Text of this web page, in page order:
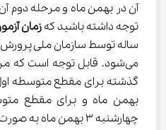
توجه داشته باشید که زمان
ساله توسط سازمان ملی
می‌شود. قابل توجه است که
چهارشنبه ۳ بهمن ماه به صورت حضوری برگزار شد.